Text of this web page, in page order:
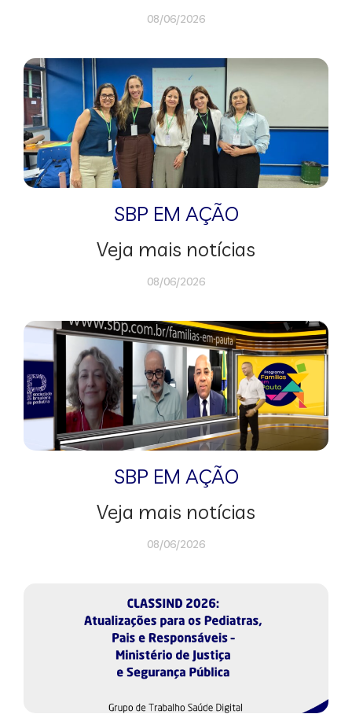
08/06/2026
SBP EM AÇÃO
Veja mais notícias
08/06/2026
SBP EM AÇÃO
Veja mais notícias
08/06/2026